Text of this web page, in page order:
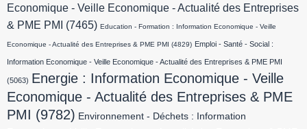
Economique - Veille Economique - Actualité des Entreprises
& PME PMI
(7465) Education - Formation : Information Economique - Veille
Economique - Actualité des Entreprises & PME PMI (4829) Emploi - Santé - Social :
Information Economique - Veille Economique - Actualité des Entreprises & PME PMI
(5063) Energie : Information Economique - Veille
Economique - Actualité des Entreprises & PME
PMI (9782) Environnement - Déchets : Information